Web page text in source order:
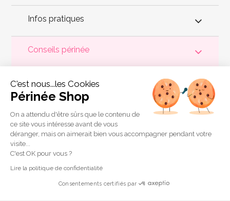
Infos pratiques
Conseils périnée
de muscler et de rééduquer le plancher pelvienpour éviter les
problèmes d'incontinence
, de pesanteur pelvienne, de manque
de sensations durant les rapports sexuels et de petites
fuites
Périnée Shop
a sélectionné les meilleures solutions
pour la rééducation périnéale et pour l'auto-traitement de
l'incontinence à domicile :
biofeedback,cônes vaginaux
connectées etaccessoires pour exercices de Kegel.
Copyright 2011 © Périnée Shop
Conditions générales de vente
Mentions légales
C'est nous...les Cookies
Périnée Shop
On a attendu d'être sûrs que le contenu de
ce site vous intéresse avant de vous
déranger, mais on aimerait bien vous accompagner pendant votre
visite...
C'est OK pour vous ?
Lire la politique de confidentialité
Consentements certifiés par